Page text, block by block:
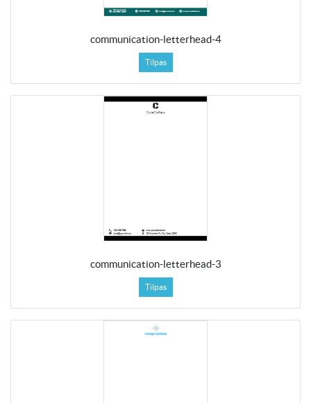
communication-letterhead-4
Tilpas
communication-letterhead-3
Tilpas